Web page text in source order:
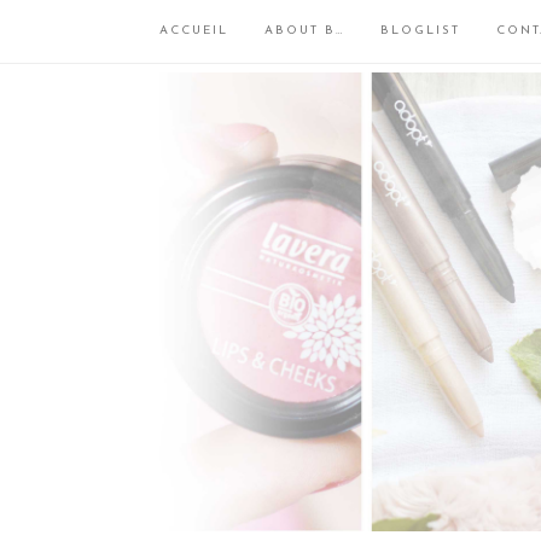
ACCUEIL ABOUT B… BLOGLIST